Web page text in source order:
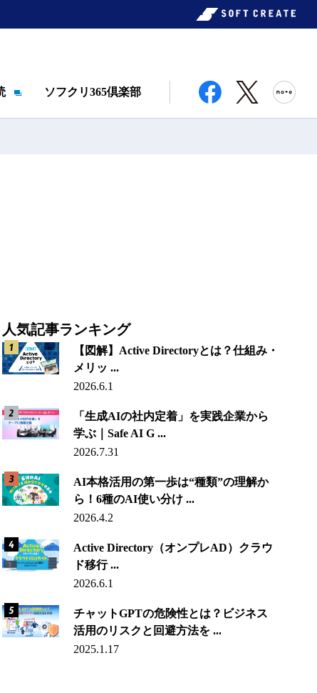
ソフクリ365倶楽部
人気記事ランキング
【図解】Active Directoryとは？仕組み・
メリッ ...
2026.6.1
「生成AIの社内定着」を実践企業から
学ぶ｜Safe AI G ...
2026.7.31
AI本格活用の第一歩は“種類”の理解か
ら！6種のAI使い分け ...
2026.4.2
Active Directory（オンプレAD）クラウ
ド移行 ...
2026.6.1
チャットGPTの危険性とは？ビジネス
活用のリスクと回避方法を ...
2025.1.17